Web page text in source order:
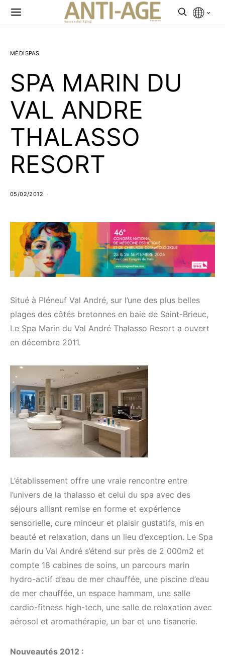
MÉDISPAS
SPA MARIN DU
VAL ANDRE
THALASSO
RESORT
05/02/2012
Situé à Pléneuf Val André, sur l’une des plus belles
plages des côtés bretonnes en baie de Saint-Brieuc,
Le Spa Marin du Val André Thalasso Resort a ouvert
en décembre 2011.
L’établissement offre une vraie rencontre entre
l’univers de la thalasso et celui du spa avec des
séjours alliant remise en forme et expérience
sensorielle, cure minceur et plaisir gustatifs, mis en
beauté et relaxation, dans un lieu d’exception. Le Spa
Marin du Val André s’étend sur près de 2 000m2 et
compte 18 cabines de soins, un parcours marin
hydro-actif d’eau de mer chauffée, une piscine d’eau
de mer chauffée, un espace hammam, une salle
cardio-fitness high-tech, une salle de relaxation avec
aérosol et aromathérapie, un bar et une tisanerie.
Nouveautés 2012 :